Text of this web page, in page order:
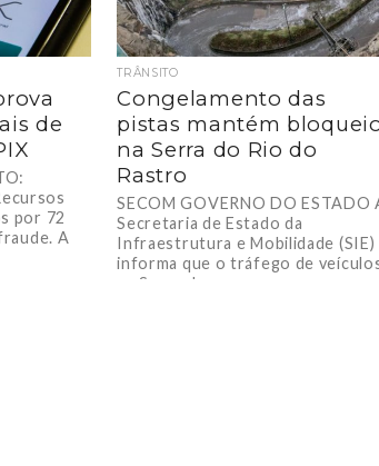
de
por 72
A
TRÂNSITO
Congelamento das
pistas mantém
na Serra do Rio do
Rastro
SECOM GOVERNO DO ESTADO
Secretaria de Estado da
Infraestrutura e Mobilidade (SIE)
informa que o tráfego de
na Serra do...